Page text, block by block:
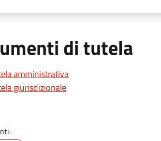
di tutela
amministrativa
giurisdizionale